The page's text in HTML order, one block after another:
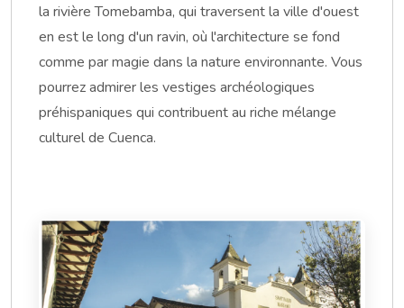
la rivière Tomebamba, qui traversent la ville d'ouest
en est le long d'un ravin, où l'architecture se fond
comme par magie dans la nature environnante. Vous
pourrez admirer les vestiges archéologiques
préhispaniques qui contribuent au riche mélange
culturel de Cuenca.